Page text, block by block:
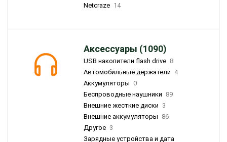
Netcraze 14
Аксессуары (1090)
USB накопители flash drive 8
Автомобильные держатели 4
Аккумуляторы 0
Беспроводные наушники 89
Внешние жесткие диски 3
Внешние аккумуляторы 86
Другое 3
Зарядные устройства и дата